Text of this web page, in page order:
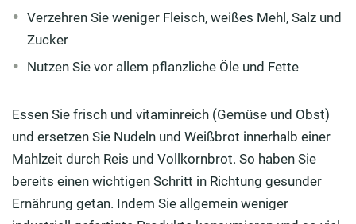
Verzehren Sie weniger Fleisch, weißes Mehl, Salz und
Zucker
Nutzen Sie vor allem pflanzliche Öle und Fette
Essen Sie frisch und vitaminreich (Gemüse und Obst)
und ersetzen Sie Nudeln und Weißbrot innerhalb einer
Mahlzeit durch Reis und Vollkornbrot. So haben Sie
bereits einen wichtigen Schritt in Richtung gesunder
Ernährung getan. Indem Sie allgemein weniger